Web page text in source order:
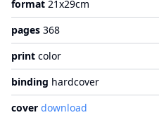
format 21x29cm
pages 368
print color
binding hardcover
cover download